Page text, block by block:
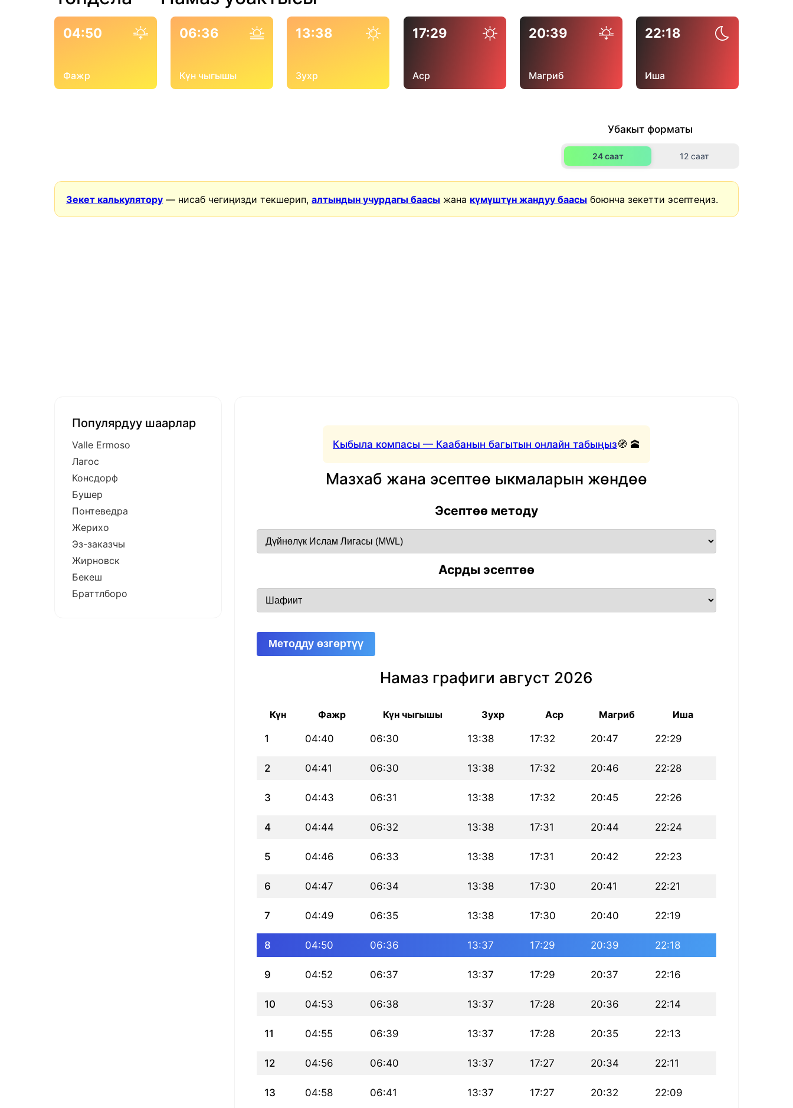
04:50
Фажр
06:36
Күн чыгышы
13:38
Зухр
17:29
Аср
20:39
Магриб
22:18
Иша
Убакыт форматы
24 саат 12 саат
Зекет калькулятору — нисаб чегиңизди текшерип,алтындын учурдагы баасы жана күмүштүн жандуу баасы боюнча зекетти эсептеңиз.
Кыбыла компасы — Каабанын багытын онлайн табыңыз🧭 🕋
Мазхаб жана эсептөө ыкмаларын жөндөө
Эсептөө методу
Асрды эсептөө
Методду өзгөртүү
Намаз графиги август 2026
Күн Фажр Күн чыгышы Зухр Аср Магриб Иша
1 04:40 06:30 13:38 17:32 20:47 22:29
2 04:41 06:30 13:38 17:32 20:46 22:28
3 04:43 06:31 13:38 17:32 20:45 22:26
4 04:44 06:32 13:38 17:31 20:44 22:24
5 04:46 06:33 13:38 17:31 20:42 22:23
6 04:47 06:34 13:38 17:30 20:41 22:21
7 04:49 06:35 13:38 17:30 20:40 22:19
8 04:50 06:36 13:37 17:29 20:39 22:18
9 04:52 06:37 13:37 17:29 20:37 22:16
10 04:53 06:38 13:37 17:28 20:36 22:14
11 04:55 06:39 13:37 17:28 20:35 22:13
12 04:56 06:40 13:37 17:27 20:34 22:11
13 04:58 06:41 13:37 17:27 20:32 22:09
Популярдуу шаарлар
Valle Ermoso
Лагос
Консдорф
Бушер
Понтеведра
Жерихо
Эз-заказчы
Жирновск
Бекеш
Браттлборо